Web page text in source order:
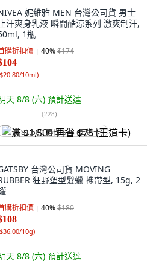
妮維雅 MEN 台灣公司貨 男士
汗爽身乳液 瞬間酷涼系列 激爽制汗,
1瓶
購折扣價 40%$174
$20.80/10ml)
天 8/8 (六) 預計送達
(228)
满 $1,500 再省 $75 (王道卡)
台灣公司貨 MOVING
狂野塑型髮蠟 攜帶型, 15g, 2
購折扣價 40%$180
$36.00/10g)
天 8/8 (六) 預計送達